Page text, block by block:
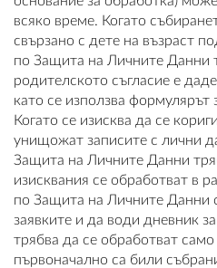
всяко време. Когато
свързано с дете на възраст
по Защита на Личните Данни
родителското съгласие е
като се използва формулярът
Когато се изисква да се
унищожат записите с лични
Защита на Личните Данни
изисквания се обработват в
по Защита на Личните Данни
заявките и да води дневник
трябва да се обработват само
първоначално са били